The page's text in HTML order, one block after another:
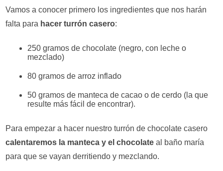
Vamos a conocer primero los ingredientes que nos harán
falta para hacer turrón casero:
250 gramos de chocolate (negro, con leche o
mezclado)
80 gramos de arroz inflado
50 gramos de manteca de cacao o de cerdo (la que
resulte más fácil de encontrar).
Para empezar a hacer nuestro turrón de chocolate casero
calentaremos la manteca y el chocolate al baño maría
para que se vayan derritiendo y mezclando.